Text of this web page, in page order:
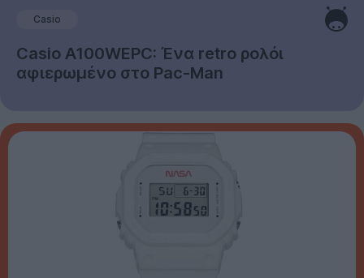
Casio
Casio A100WEPC: Ένα retro ρολόι
αφιερωμένο στο Pac-Man